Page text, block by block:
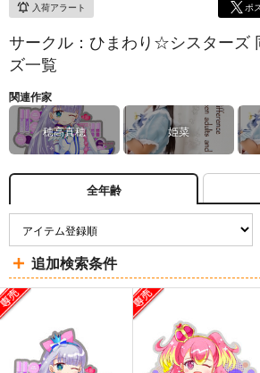
入荷アラート ポ
サークル：ひまわり☆シスターズ
ズ一覧
関連作家
穂高真穂 姫菜
全年齢
追加検索条件